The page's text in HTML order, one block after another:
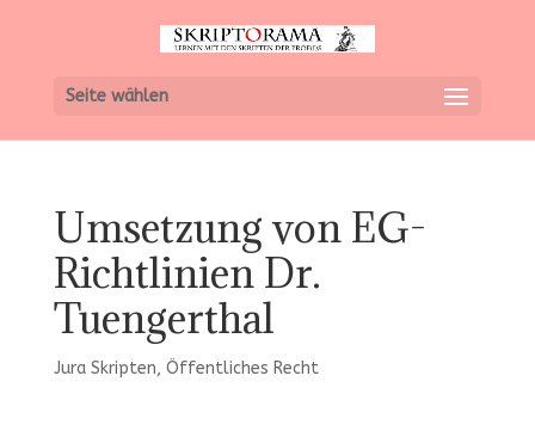
Seite wählen
Umsetzung von EG-
Richtlinien Dr.
Tuengerthal
Jura Skripten, Öffentliches Recht